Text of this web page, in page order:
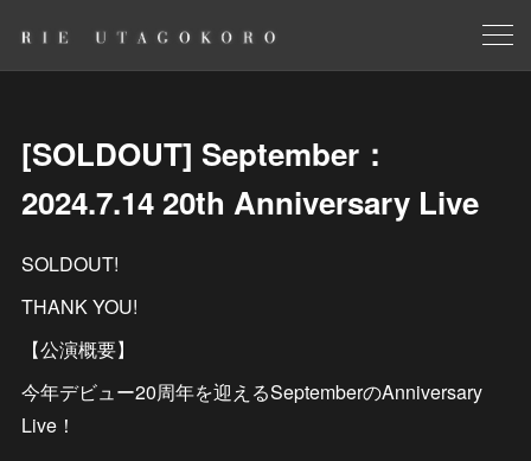
[SOLDOUT] September：
2024.7.14 20th Anniversary Live
SOLDOUT!​
THANK YOU!
【公演概要】
今年デビュー20周年を迎えるSeptemberのAnniversary
Live！